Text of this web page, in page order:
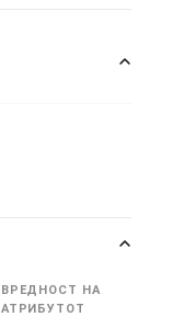
ВРЕДНОСТ НА
АТРИБУТОТ